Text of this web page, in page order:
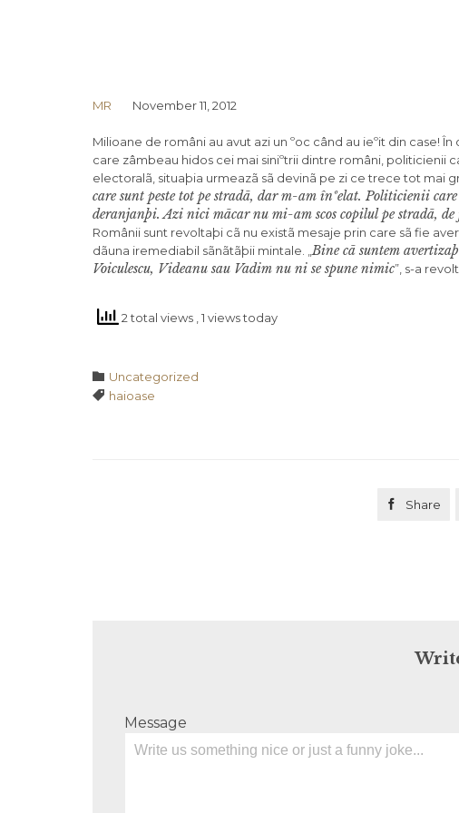
MR November 11, 2012
Milioane de români au avut azi un ºoc când au ieºit din case!
care zâmbeau hidos cei mai siniºtrii dintre români, politicienii
electoralã, situaþia urmeazã sã devinã pe zi ce trece tot mai
care sunt peste tot pe stradã, dar m-am înºelat. Politicienii
deranjanþi. Azi nici mãcar nu mi-am scos copilul pe stradã,
Românii sunt revoltaþi cã nu existã mesaje prin care sã fie
dãuna iremediabil sãnãtãþii mintale. „ Bine cã suntem
Voiculescu, Videanu sau Vadim nu ni se spune nimic”, s-a
2 total views , 1 views today
 Category
Uncategorized
 Tags
haioase
 Share
Message